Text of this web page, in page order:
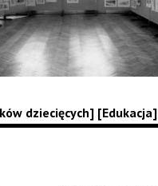
dziecięcych] [Edukacja]